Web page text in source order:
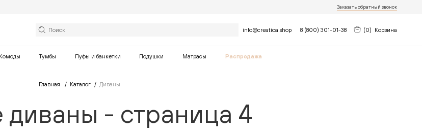
Заказать обратный звонок
Найти
info@creatica.shop 8 (800) 301-01-38 (0) Корзина
Комоды Тумбы Пуфы и банкетки Подушки Матрасы Распродажа
Главная Каталог Диваны
- страница 4